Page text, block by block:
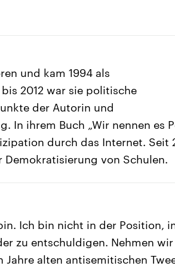
und kam 1994 als
2012 war sie politische
der Autorin und
In ihrem Buch „Wir nennen es
durch das Internet. Seit
von Schulen.
Ich bin nicht in der Position,
zu entschuldigen. Nehmen wir
alten antisemitischen